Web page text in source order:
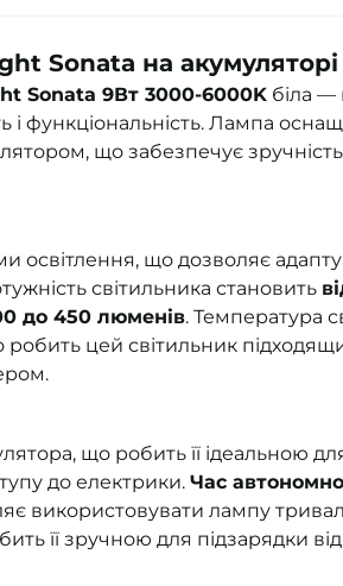
Sonata на акумуляторі
Sonata 9Вт 3000-6000K біла —
і функціональність. Лампа
що забезпечує зручність
що дозволяє
світильника становить
до 450 люменів. Температура
робить цей світильник
що робить її ідеальною
до електрики. Час
використовувати лампу
її зручною для підзарядки